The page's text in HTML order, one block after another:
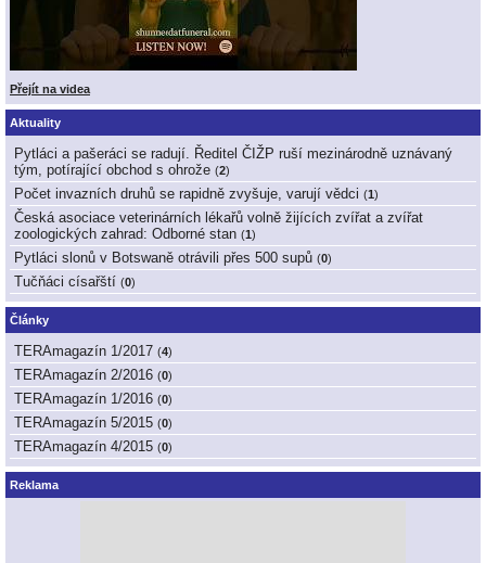
Přejít na videa
Aktuality
Pytláci a pašeráci se radují. Ředitel ČIŽP ruší mezinárodně uznávaný
tým, potírající obchod s ohrože (2)
Počet invazních druhů se rapidně zvyšuje, varují vědci (1 )
Česká asociace veterinárních lékařů volně žijících zvířat a zvířat
zoologických zahrad: Odborné stan (1 )
Pytláci slonů v Botswaně otrávili přes 500 supů (0)
Tučňáci císařští (0)
Články
TERAmagazín 1/2017 (4)
TERAmagazín 2/2016 (0)
TERAmagazín 1/2016 (0)
TERAmagazín 5/2015 (0)
TERAmagazín 4/2015 (0)
Reklama